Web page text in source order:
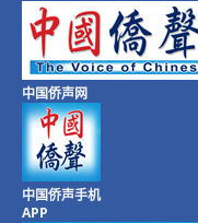
中国侨声网
中国侨声手机
APP